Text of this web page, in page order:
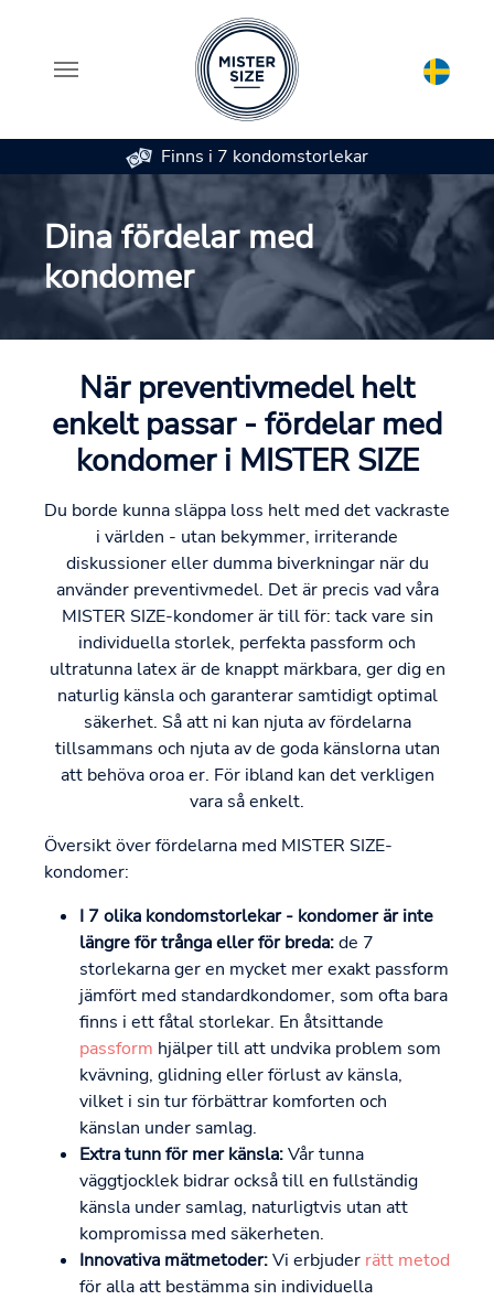
Skip to main content
Finns i 7 kondomstorlekar
Dina fördelar med
kondomer
När preventivmedel helt
enkelt passar - fördelar med
kondomer i MISTER SIZE
Du borde kunna släppa loss helt med det vackraste
i världen - utan bekymmer, irriterande
diskussioner eller dumma biverkningar när du
använder preventivmedel. Det är precis vad våra
MISTER SIZE-kondomer är till för: tack vare sin
individuella storlek, perfekta passform och
ultratunna latex är de knappt märkbara, ger dig en
naturlig känsla och garanterar samtidigt optimal
säkerhet. Så att ni kan njuta av fördelarna
tillsammans och njuta av de goda känslorna utan
att behöva oroa er. För ibland kan det verkligen
vara så enkelt.
Översikt över fördelarna med MISTER SIZE-
kondomer:
I 7 olika kondomstorlekar - kondomer är inte
längre för trånga eller för breda:de 7
storlekarna ger en mycket mer exakt passform
jämfört med standardkondomer, som ofta bara
finns i ett fåtal storlekar. En åtsittande
passform hjälper till att undvika problem som
kvävning, glidning eller förlust av känsla,
vilket i sin tur förbättrar komforten och
känslan under samlag.
Extra tunn för mer känsla:Vår tunna
väggtjocklek bidrar också till en fullständig
känsla under samlag, naturligtvis utan att
kompromissa med säkerheten.
Innovativa mätmetoder:Vi erbjuder rätt metod
för alla att bestämma sin individuella